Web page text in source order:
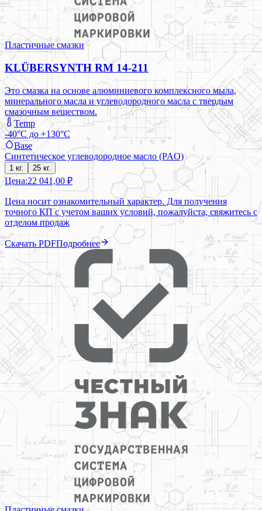
Пластичные смазки
KLÜBERSYNTH RM 14-211
Это смазка на основе алюминиевого комплексного мыла,
минерального масла и углеводородного масла с твердым
смазочным веществом.
Temp
-40°C до +130°C
Base
Синтетическое углеводородное масло (PAO)
1 кг. 25 кг.
Цена:22 041,00 ₽
Цена носит ознакомительный характер. Для получения
точного КП с учетом ваших условий, пожалуйста, свяжитесь с
отделом продаж
Скачать PDFПодробнее